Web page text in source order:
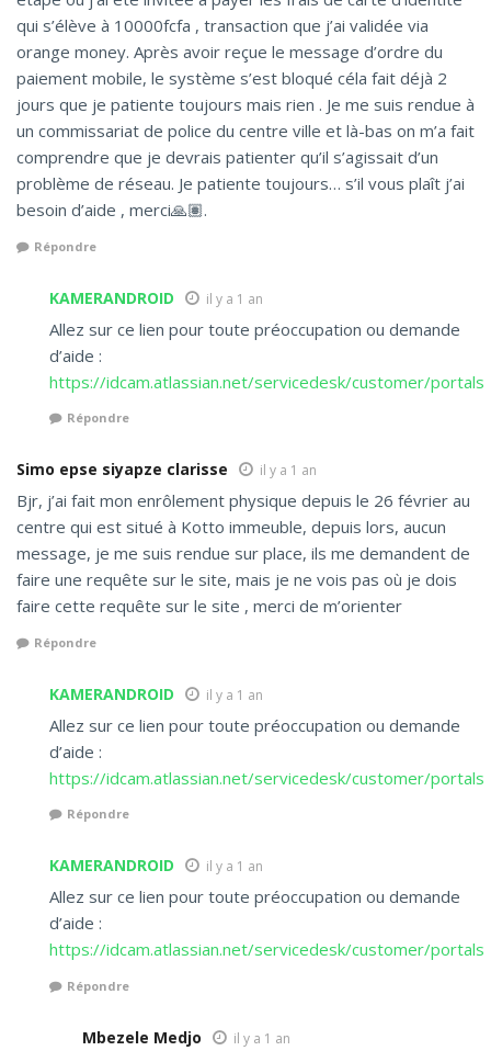
qui s’élève à 10000fcfa , transaction que j’ai validée via
orange money. Après avoir reçue le message d’ordre du
paiement mobile, le système s’est bloqué céla fait déjà 2
jours que je patiente toujours mais rien . Je me suis rendue à
un commissariat de police du centre ville et là-bas on m’a fait
comprendre que je devrais patienter qu’il s’agissait d’un
problème de réseau. Je patiente toujours… s’il vous plaît j’ai
besoin d’aide , merci🙏🏽.
Répondre
KAMERANDROID il y a 1 an
Allez sur ce lien pour toute préoccupation ou demande
d’aide :
https://idcam.atlassian.net/servicedesk/customer/portals
Répondre
Simo epse siyapze clarisse il y a 1 an
Bjr, j’ai fait mon enrôlement physique depuis le 26 février au
centre qui est situé à Kotto immeuble, depuis lors, aucun
message, je me suis rendue sur place, ils me demandent de
faire une requête sur le site, mais je ne vois pas où je dois
faire cette requête sur le site , merci de m’orienter
Répondre
KAMERANDROID il y a 1 an
Allez sur ce lien pour toute préoccupation ou demande
d’aide :
https://idcam.atlassian.net/servicedesk/customer/portals
Répondre
KAMERANDROID il y a 1 an
Allez sur ce lien pour toute préoccupation ou demande
d’aide :
https://idcam.atlassian.net/servicedesk/customer/portals
Répondre
Mbezele Medjo il y a 1 an